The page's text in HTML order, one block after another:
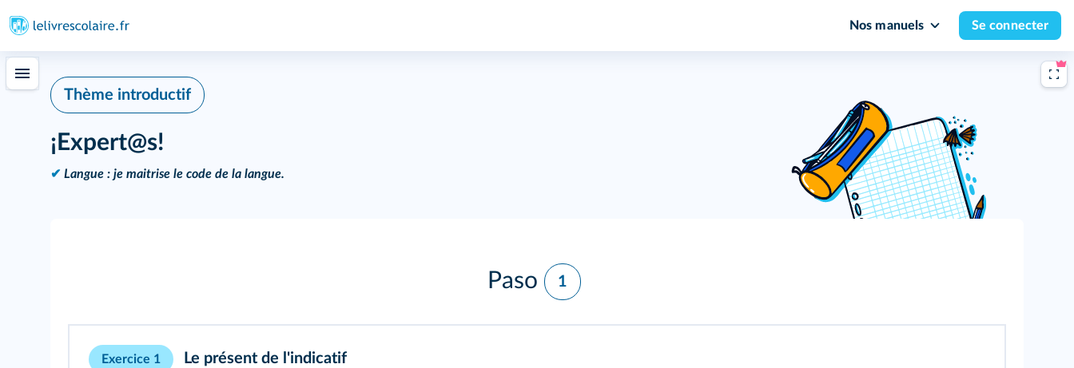
Nos manuels Se connecter
Thème introductif
¡Expert@s!
✔ Langue : je maitrise le code de la langue.
Paso 1
Exercice 1 Le présent de l'indicatif